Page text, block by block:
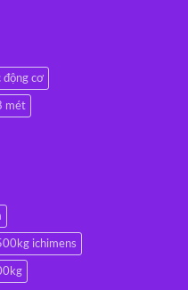
động cơ
mét
ichimens